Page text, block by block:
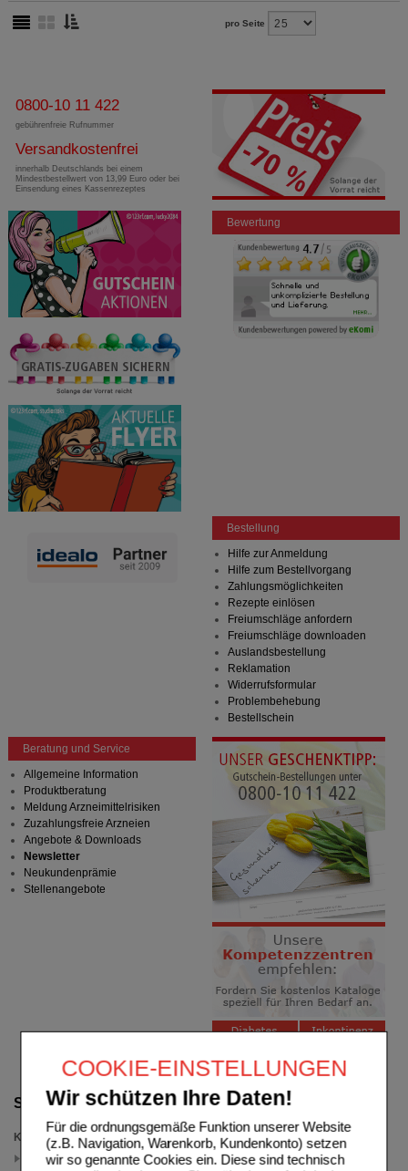
COOKIE-EINSTELLUNGEN
Wir schützen Ihre Daten!
Für die ordnungsgemäße Funktion unserer Website
(z.B. Navigation, Warenkorb, Kundenkonto) setzen
wir so genannte Cookies ein. Diese sind technisch
Suche verfeinern
Kategorien
Femibion 3
(auswahl entfernen)
pro Seite
0800-10 11 422
gebührenfreie Rufnummer
Versandkostenfrei
innerhalb Deutschlands bei einem
Mindestbestellwert von 13,99 Euro oder bei
Einsendung eines Kassenrezeptes
Bewertung
Bestellung
Hilfe zur Anmeldung
Hilfe zum Bestellvorgang
Zahlungsmöglichkeiten
Rezepte einlösen
Freiumschläge anfordern
Freiumschläge downloaden
Auslandsbestellung
Reklamation
Widerrufsformular
Problembehebung
Bestellschein
Beratung und Service
Allgemeine Information
Produktberatung
Meldung Arzneimittelrisiken
Zuzahlungsfreie Arzneien
Angebote & Downloads
Newsletter
Neukundenprämie
Stellenangebote